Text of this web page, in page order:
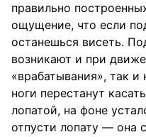
правильно
ощущение, что если
останешься висеть.
возникают и при
«врабатывания», так
ноги перестанут
лопатой, на фоне
отпусти лопату — она